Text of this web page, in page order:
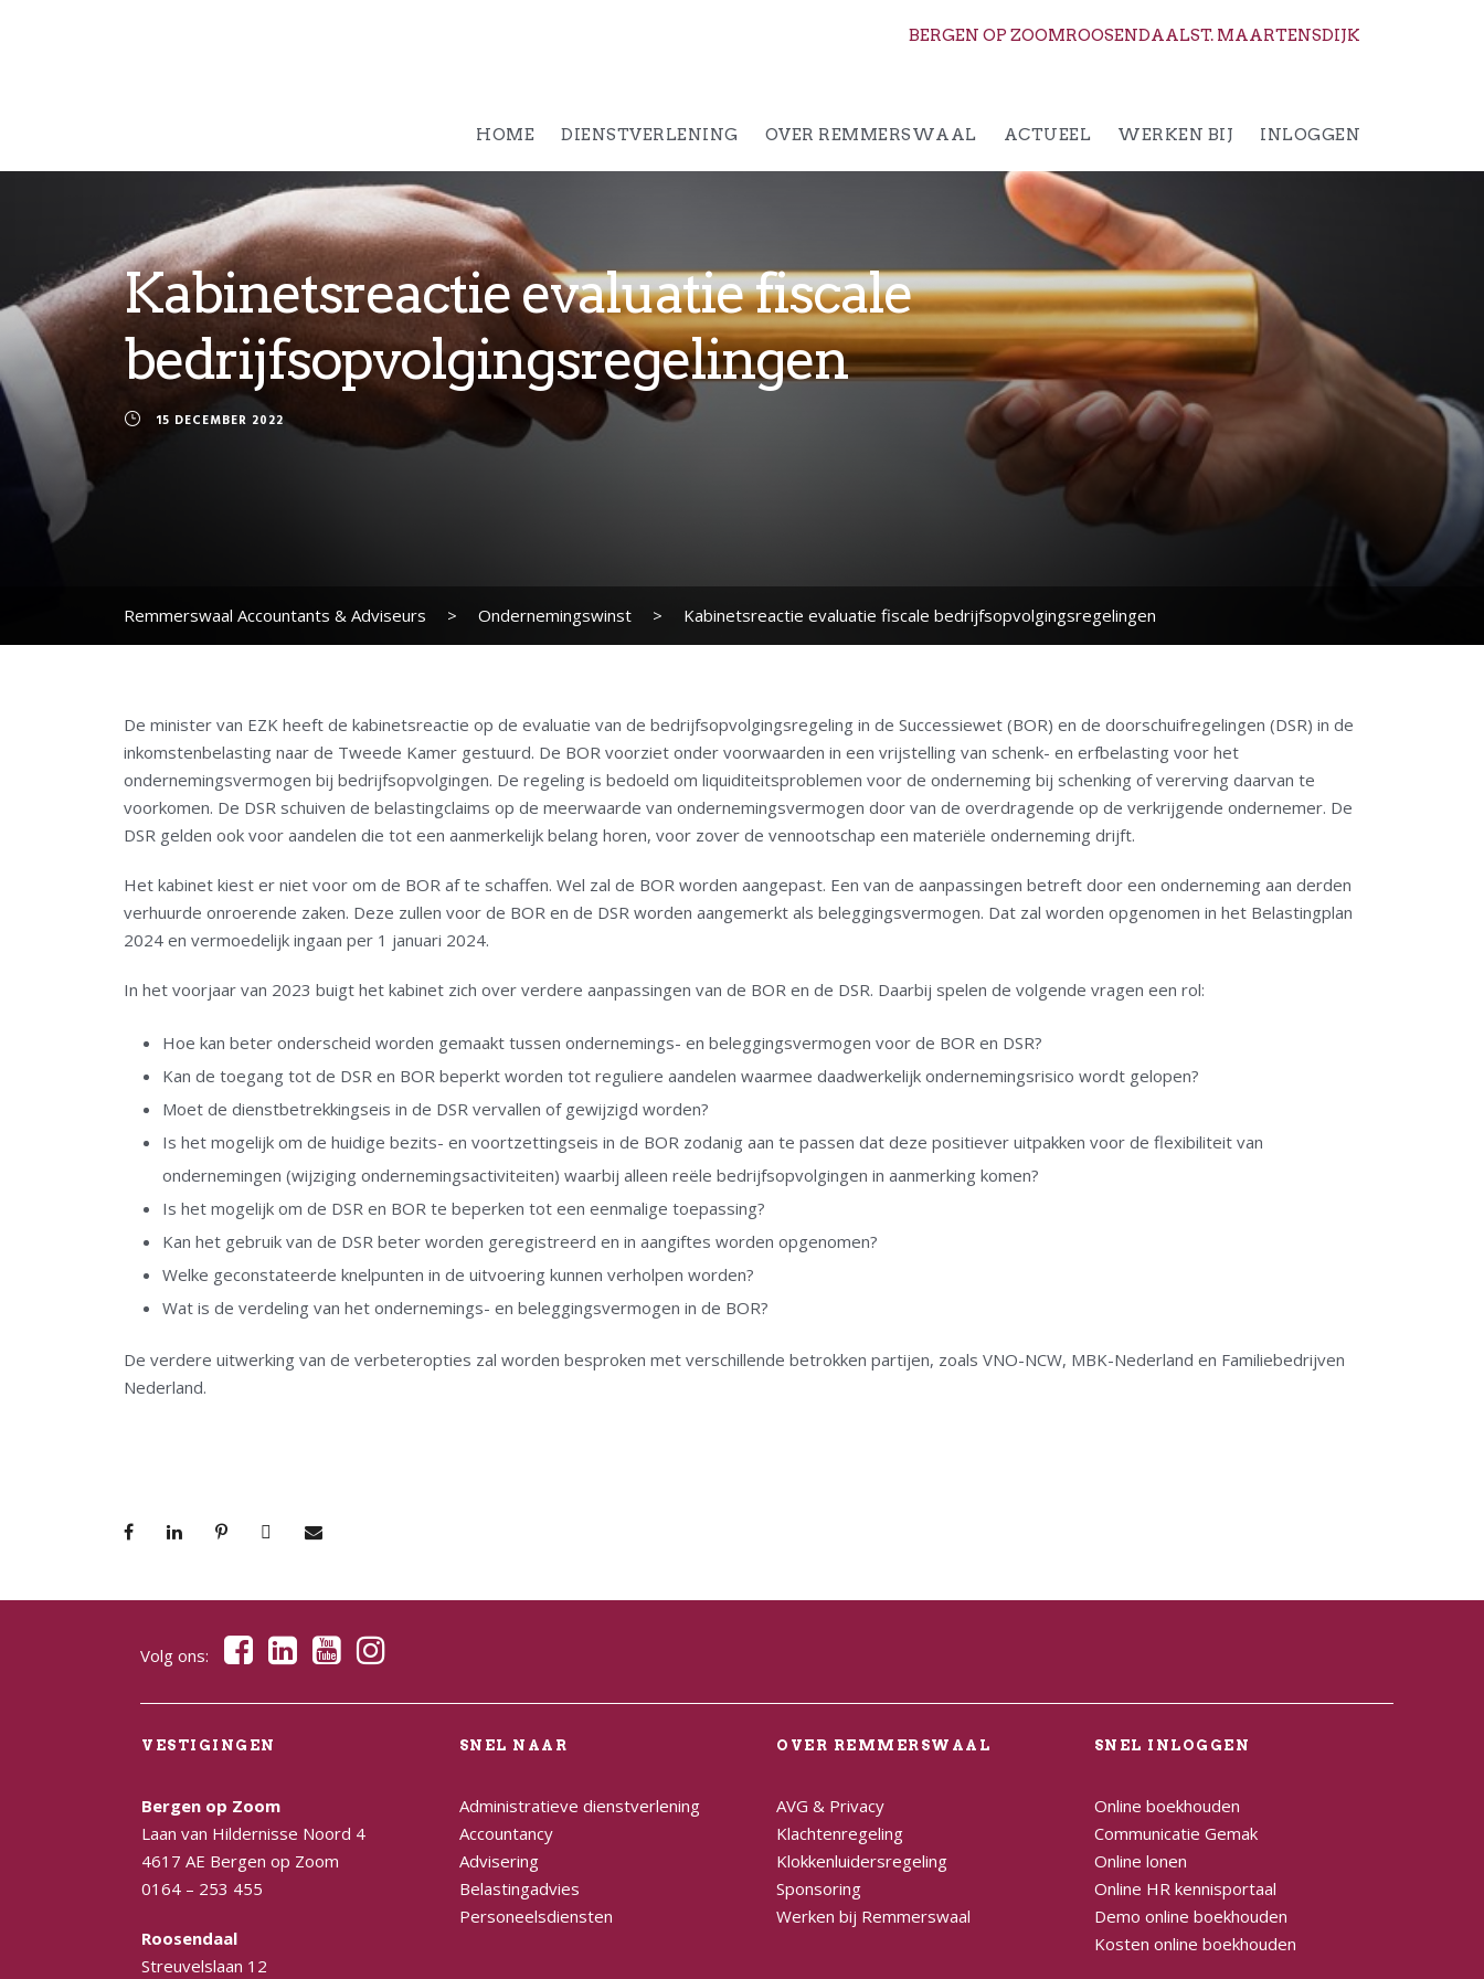
BERGEN OP ZOOMROOSENDAALST. MAARTENSDIJK
HOME DIENSTVERLENING OVER REMMERSWAAL ACTUEEL WERKEN BIJ INLOGGEN
Kabinetsreactie evaluatie fiscale
bedrijfsopvolgingsregelingen
15 DECEMBER 2022
Remmerswaal Accountants & Adviseurs > Ondernemingswinst > Kabinetsreactie evaluatie fiscale bedrijfsopvolgingsregelingen
De minister van EZK heeft de kabinetsreactie op de evaluatie van de bedrijfsopvolgingsregeling in de Successiewet (BOR) en de doorschuifregelingen (DSR) in de
inkomstenbelasting naar de Tweede Kamer gestuurd. De BOR voorziet onder voorwaarden in een vrijstelling van schenk- en erfbelasting voor het
ondernemingsvermogen bij bedrijfsopvolgingen. De regeling is bedoeld om liquiditeitsproblemen voor de onderneming bij schenking of vererving daarvan te
voorkomen. De DSR schuiven de belastingclaims op de meerwaarde van ondernemingsvermogen door van de overdragende op de verkrijgende ondernemer. De
DSR gelden ook voor aandelen die tot een aanmerkelijk belang horen, voor zover de vennootschap een materiële onderneming drijft.
Het kabinet kiest er niet voor om de BOR af te schaffen. Wel zal de BOR worden aangepast. Een van de aanpassingen betreft door een onderneming aan derden
verhuurde onroerende zaken. Deze zullen voor de BOR en de DSR worden aangemerkt als beleggingsvermogen. Dat zal worden opgenomen in het Belastingplan
2024 en vermoedelijk ingaan per 1 januari 2024.
In het voorjaar van 2023 buigt het kabinet zich over verdere aanpassingen van de BOR en de DSR. Daarbij spelen de volgende vragen een rol:
Hoe kan beter onderscheid worden gemaakt tussen ondernemings- en beleggingsvermogen voor de BOR en DSR?
Kan de toegang tot de DSR en BOR beperkt worden tot reguliere aandelen waarmee daadwerkelijk ondernemingsrisico wordt gelopen?
Moet de dienstbetrekkingseis in de DSR vervallen of gewijzigd worden?
Is het mogelijk om de huidige bezits- en voortzettingseis in de BOR zodanig aan te passen dat deze positiever uitpakken voor de flexibiliteit van
ondernemingen (wijziging ondernemingsactiviteiten) waarbij alleen reële bedrijfsopvolgingen in aanmerking komen?
Is het mogelijk om de DSR en BOR te beperken tot een eenmalige toepassing?
Kan het gebruik van de DSR beter worden geregistreerd en in aangiftes worden opgenomen?
Welke geconstateerde knelpunten in de uitvoering kunnen verholpen worden?
Wat is de verdeling van het ondernemings- en beleggingsvermogen in de BOR?
De verdere uitwerking van de verbeteropties zal worden besproken met verschillende betrokken partijen, zoals VNO-NCW, MBK-Nederland en Familiebedrijven
Nederland.
Volg ons:
VESTIGINGEN
Bergen op Zoom
Laan van Hildernisse Noord 4
4617 AE Bergen op Zoom
0164 – 253 455
Roosendaal
Streuvelslaan 12
SNEL NAAR
Administratieve dienstverlening
Accountancy
Advisering
Belastingadvies
Personeelsdiensten
OVER REMMERSWAAL
AVG & Privacy
Klachtenregeling
Klokkenluidersregeling
Sponsoring
Werken bij Remmerswaal
SNEL INLOGGEN
Online boekhouden
Communicatie Gemak
Online lonen
Online HR kennisportaal
Demo online boekhouden
Kosten online boekhouden